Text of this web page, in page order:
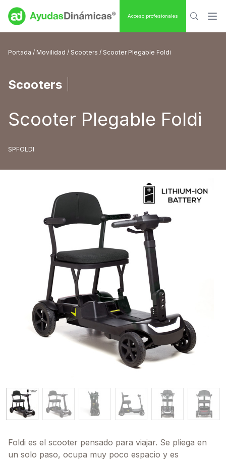
Acceso profesionales
Portada / Movilidad / Scooters / Scooter Plegable Foldi
Scooters
Scooter Plegable Foldi
SPFOLDI
Foldi es el scooter pensado para viajar. Se pliega en
un solo paso, ocupa muy poco espacio y es